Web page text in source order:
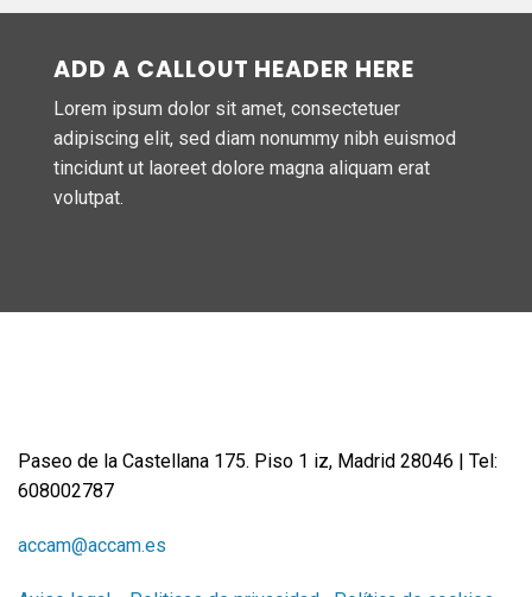
ADD A CALLOUT HEADER HERE
Lorem ipsum dolor sit amet, consectetuer
adipiscing elit, sed diam nonummy nibh euismod
tincidunt ut laoreet dolore magna aliquam erat
volutpat.
Paseo de la Castellana 175. Piso 1 iz, Madrid 28046 | Tel:
608002787
accam@accam.es